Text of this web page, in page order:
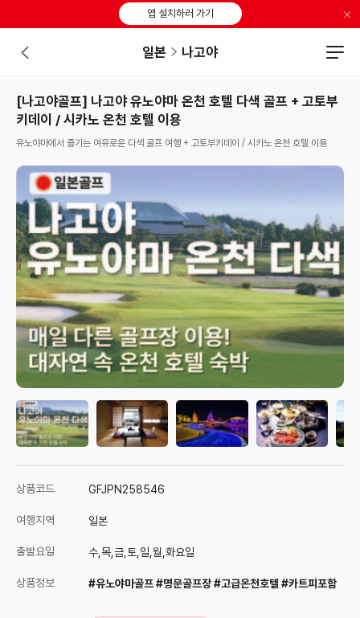
앱 설치하러 가기 ×
일본 나고야
[나고야골프] 나고야 유노야마 온천 호텔 다색 골프 + 고토부
키데이 / 시카노 온천 호텔 이용
유노야마에서 즐기는 여유로운 다색 골프 여행 + 고토부키데이 / 시카노 온천 호텔 이용
상품코드 GFJPN258546
여행지역 일본
출발요일 수,목,금,토,일,월,화요일
상품정보 #유노야마골프 #명문골프장 #고급온천호텔 #카트피포함